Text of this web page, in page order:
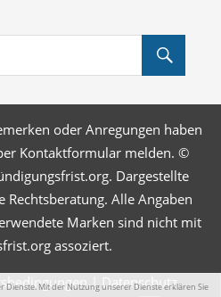
oder Anregungen haben
Kontaktformular melden. ©
Dargestellte
Alle Angaben
Marken sind nicht mit
assoziert.
|Datenschutz
Dienste. Mit der Nutzung unserer Dienste erklären Sie